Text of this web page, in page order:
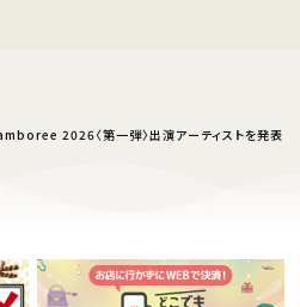
2026〈第一弾〉出演アーティストを発表